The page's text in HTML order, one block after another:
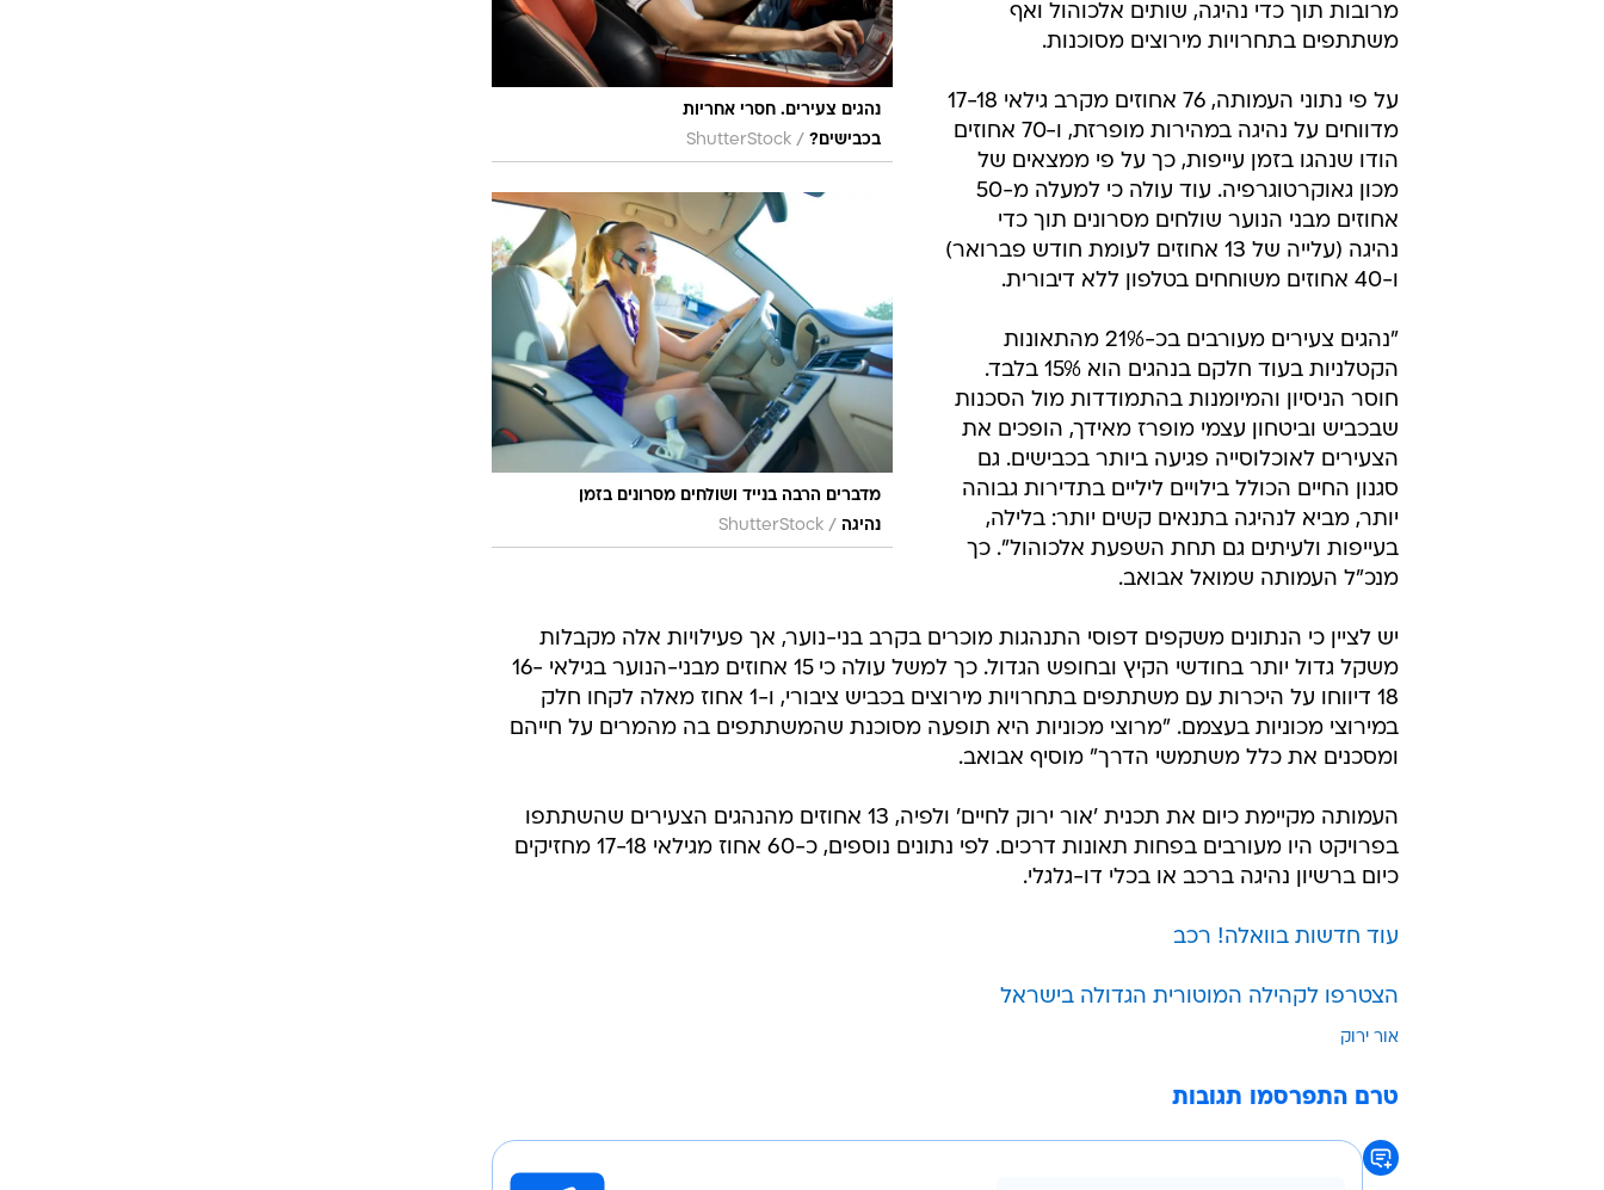
נהגים צעירים. חסרי אחריות
בכבישים? /
ShutterStock
מדברים הרבה בנייד ושולחים מסרונים בזמן
נהיגה /
ShutterStock
מרובות תוך כדי נהיגה, שותים אלכוהול ואף
משתתפים בתחרויות מירוצים מסוכנות.
על פי נתוני העמותה, 76 אחוזים מקרב גילאי 17-18
מדווחים על נהיגה במהירות מופרזת, ו-70 אחוזים
הודו שנהגו בזמן עייפות, כך על פי ממצאים של
מכון גאוקרטוגרפיה. עוד עולה כי למעלה מ-50
אחוזים מבני הנוער שולחים מסרונים תוך כדי
נהיגה (עלייה של 13 אחוזים לעומת חודש פברואר)
ו-40 אחוזים משוחחים בטלפון ללא דיבורית.
"נהגים צעירים מעורבים בכ-21% מהתאונות
הקטלניות בעוד חלקם בנהגים הוא 15% בלבד.
חוסר הניסיון והמיומנות בהתמודדות מול הסכנות
שבכביש וביטחון עצמי מופרז מאידך, הופכים את
הצעירים לאוכלוסייה פגיעה ביותר בכבישים. גם
סגנון החיים הכולל בילויים ליליים בתדירות גבוהה
יותר, מביא לנהיגה בתנאים קשים יותר: בלילה,
בעייפות ולעיתים גם תחת השפעת אלכוהול". כך
מנכ"ל העמותה שמואל אבואב.
יש לציין כי הנתונים משקפים דפוסי התנהגות מוכרים בקרב בני-נוער, אך פעילויות אלה מקבלות
משקל גדול יותר בחודשי הקיץ ובחופש הגדול. כך למשל עולה כי 15 אחוזים מבני-הנוער בגילאי 16-
18 דיווחו על היכרות עם משתתפים בתחרויות מירוצים בכביש ציבורי, ו-1 אחוז מאלה לקחו חלק
במירוצי מכוניות בעצמם. "מרוצי מכוניות היא תופעה מסוכנת שהמשתתפים בה מהמרים על חייהם
ומסכנים את כלל משתמשי הדרך" מוסיף אבואב.
העמותה מקיימת כיום את תכנית 'אור ירוק לחיים' ולפיה, 13 אחוזים מהנהגים הצעירים שהשתתפו
בפרויקט היו מעורבים בפחות תאונות דרכים. לפי נתונים נוספים, כ-60 אחוז מגילאי 17-18 מחזיקים
כיום ברשיון נהיגה ברכב או בכלי דו-גלגלי.
עוד חדשות בוואלה! רכב
הצטרפו לקהילה המוטורית הגדולה בישראל
אור ירוק
טרם התפרסמו תגובות